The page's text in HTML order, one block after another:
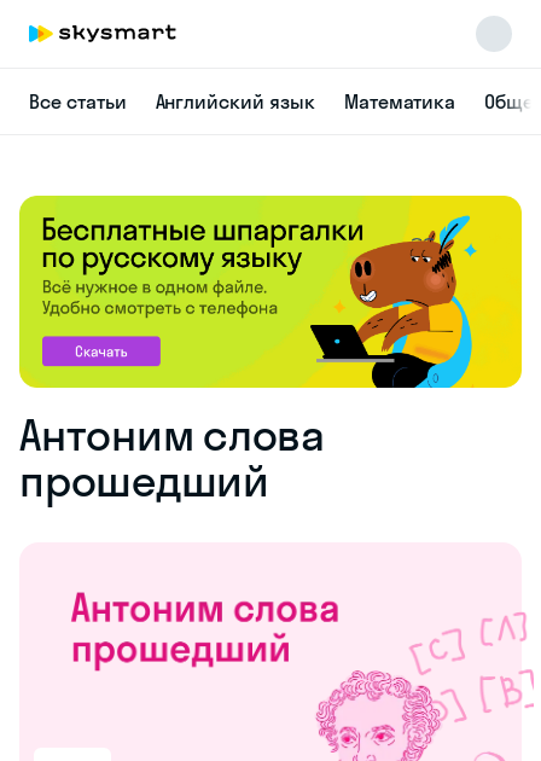
Все статьи Английский язык Математика
Антоним слова
прошедший